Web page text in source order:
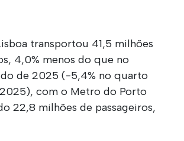
transportou 41,5 milhões
4,0% menos do que no
de 2025 (-5,4% no quarto
com o Metro do Porto
22,8 milhões de passageiros,